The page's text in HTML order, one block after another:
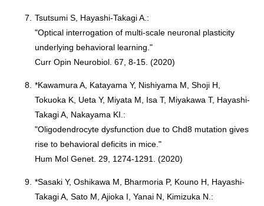
7.
Tsutsumi S, Hayashi-Takagi A.:
"Optical interrogation of multi-scale neuronal plasticity
underlying behavioral learning."
Curr Opin Neurobiol. 67, 8-15. (2020)
8. *Kawamura A, Katayama Y, Nishiyama M, Shoji H,
Tokuoka K, Ueta Y, Miyata M, Isa T, Miyakawa T, Hayashi-
Takagi A, Nakayama KI.:
"Oligodendrocyte dysfunction due to Chd8 mutation gives
rise to behavioral deficits in mice."
Hum Mol Genet. 29, 1274-1291. (2020)
9. *Sasaki Y, Oshikawa M, Bharmoria P, Kouno H, Hayashi-
Takagi A, Sato M, Ajioka I, Yanai N, Kimizuka N.: